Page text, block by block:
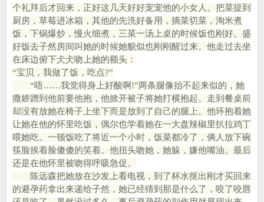
个礼拜后才回来，正好这几天好好宠宠他的小女人。把菜提到
厨房，草莓进冰箱，其他的先洗好备用，摘菜切菜，淘米煮
饭，下锅爆炒，慢火细煮，三菜一汤上桌的时候饭也刚好。盛
好饭去子然房间叫她的时候她貌似也刚刚醒过来。他走过去坐
在床边俯下仧仧吻上她的额头：
“宝贝，我做了饭，吃点?”
“唔……我觉得身上好酸啊!”两条腿像抬不起来似的，她
撒娇蹭到他前要他抱，他掀开被子将她打横抱起。走到餐桌前
却没有放她在椅子上坐下而是放到了自己的腿上。他环抱着她
让她在他的怀里吃饭，偶尔也学着她在一大盘辣椒里扒拉鸡丁
喂她吃。一顿饭吃了将近一个小时，饭菜都冷了，俩人放下碗
筷脸挨着脸傻傻的笑着。他扭头吻她，她躲，嫌他嘴油。最后
还是在他怀里被吻得呼吸急促。
陈远森把她放在沙发上看电视，到了杯水抠出刚才买回来
的避孕药拿出来递给子然，她已经猜到那是什么了，咬了咬唇